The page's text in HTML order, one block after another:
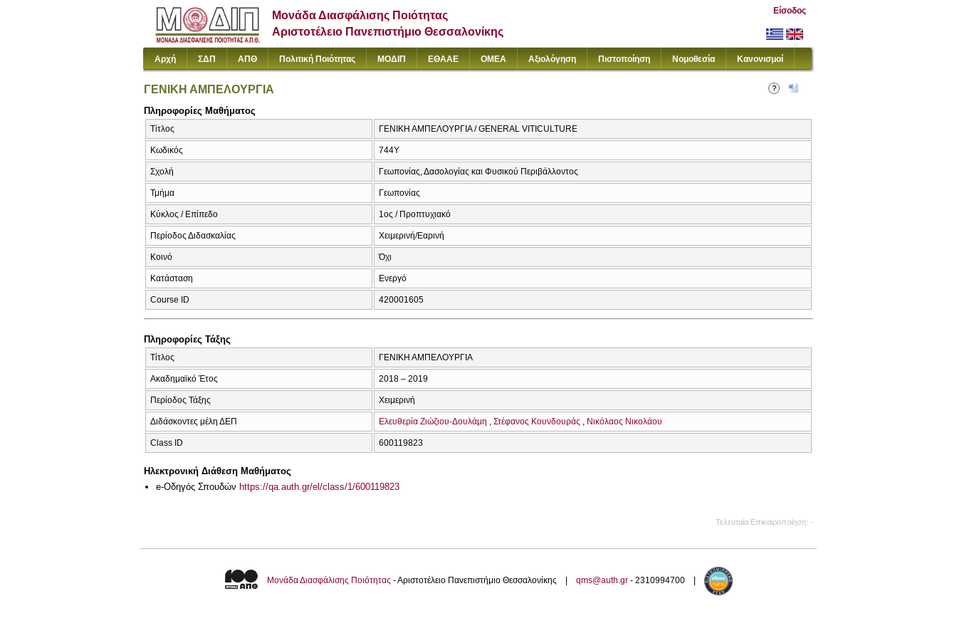
Μονάδα Διασφάλισης Ποιότητας
Αριστοτέλειο Πανεπιστήμιο Θεσσαλονίκης
Είσοδος
Αρχή ΣΔΠ ΑΠΘ Πολιτική Ποιότητας ΜΟΔΙΠ ΕΘΑΑΕ ΟΜΕΑ Αξιολόγηση Πιστοποίηση Νομοθεσία Κανονισμοί
ΓΕΝΙΚΗ ΑΜΠΕΛΟΥΡΓΙΑ
Πληροφορίες Μαθήματος
Τίτλος ΓΕΝΙΚΗ ΑΜΠΕΛΟΥΡΓΙΑ / GENERAL VITICULTURE
Κωδικός 744Υ
Σχολή Γεωπονίας, Δασολογίας και Φυσικού Περιβάλλοντος
Τμήμα Γεωπονίας
Κύκλος / Επίπεδο 1ος / Προπτυχιακό
Περίοδος Διδασκαλίας Χειμερινή/Εαρινή
Κοινό Όχι
Κατάσταση Ενεργό
Course ID 420001605
Πληροφορίες Τάξης
Τίτλος ΓΕΝΙΚΗ ΑΜΠΕΛΟΥΡΓΙΑ
Ακαδημαϊκό Έτος 2018 – 2019
Περίοδος Τάξης Χειμερινή
Διδάσκοντες μέλη ΔΕΠ Ελευθερία Ζιώζιου-Δουλάμη Στέφανος Κουνδουράς Νικόλαος Νικολάου
Class ID 600119823
Ηλεκτρονική Διάθεση Μαθήματος
e-Οδηγός Σπουδών https://qa.auth.gr/el/class/1/600119823
Τελευταία Επικαιροποίηση -
Μονάδα Διασφάλισης Ποιότητας - Αριστοτέλειο Πανεπιστήμιο Θεσσαλονίκης | qms@auth.gr - 2310994700 |